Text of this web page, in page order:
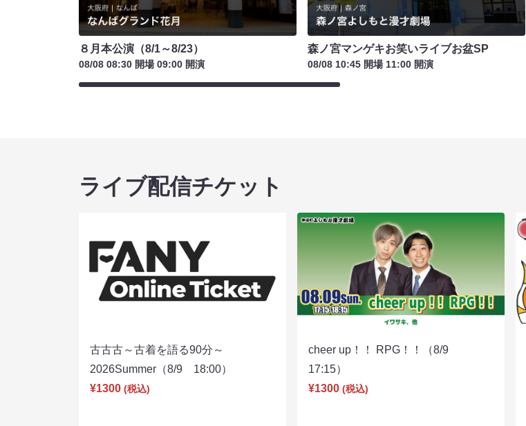
８月本公演（8/1～8/23）
08/08 08:30 開場 09:00 開演
森ノ宮マンゲキお笑いライブお盆SP
08/08 10:45 開場 11:00 開演
ライブ配信チケット
古古古～古着を語る90分～
2026Summer（8/9 18:00）
¥1300 (税込)
cheer up！！ RPG！！（8/9
17:15）
¥1300 (税込)